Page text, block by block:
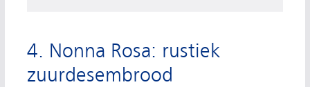
4. Nonna Rosa: rustiek
zuurdesembrood